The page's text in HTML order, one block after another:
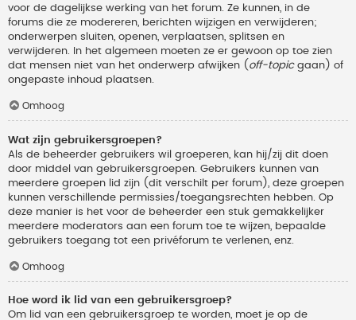
voor de dagelijkse werking van het forum. Ze kunnen, in de
forums die ze modereren, berichten wijzigen en verwijderen;
onderwerpen sluiten, openen, verplaatsen, splitsen en
verwijderen. In het algemeen moeten ze er gewoon op toe zien
dat mensen niet van het onderwerp afwijken ( off-topicgaan) of
ongepaste inhoud plaatsen.
Omhoog
Wat zijn gebruikersgroepen?
Als de beheerder gebruikers wil groeperen, kan hij/zij dit doen
door middel van gebruikersgroepen. Gebruikers kunnen van
meerdere groepen lid zijn (dit verschilt per forum), deze groepen
kunnen verschillende permissies/toegangsrechten hebben. Op
deze manier is het voor de beheerder een stuk gemakkelijker
meerdere moderators aan een forum toe te wijzen, bepaalde
gebruikers toegang tot een privéforum te verlenen, enz.
Omhoog
Hoe word ik lid van een gebruikersgroep?
Om lid van een gebruikersgroep te worden, moet je op de